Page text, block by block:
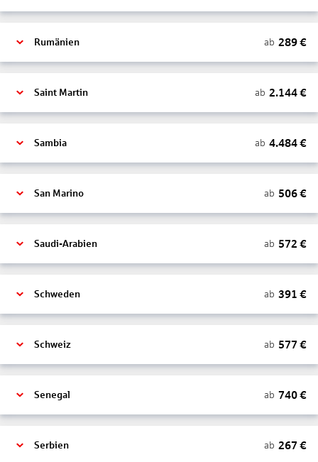
Rumänien ab 289€
Saint Martin ab 2.144€
Sambia ab 4.484€
San Marino ab 506€
Saudi-Arabien ab 572 €
Schweden ab 391 €
Schweiz ab 577 €
Senegal ab 740€
Serbien ab 267 €